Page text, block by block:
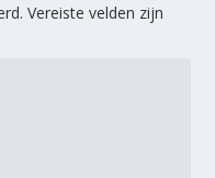
Vereiste velden zijn